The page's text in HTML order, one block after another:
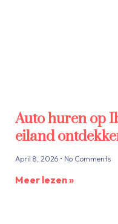
Auto huren op
eiland
April 8, 2026 No Comments
Meer lezen »